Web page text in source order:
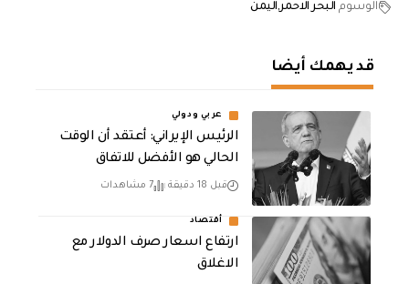
الوسوم البحر الاحمر اليمن
قد يهمك أيضا
عربي ودولي
الرئيس الإيراني: أعتقد أن الوقت
الحالي هو الأفضل للاتفاق
قبل 18 دقيقة 7 مشاهدات
أقتصاد
ارتفاع اسعار صرف الدولار مع
الاغلاق